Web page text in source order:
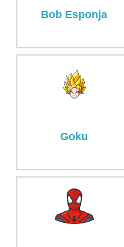
Bob Esponja
Goku